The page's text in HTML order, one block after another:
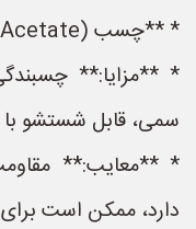
* **چسب PVA (Polyvinyl Acetate):**
* **مزایا:**
سمی، قابل شستشو
* **معایب:**
دارد، ممکن است